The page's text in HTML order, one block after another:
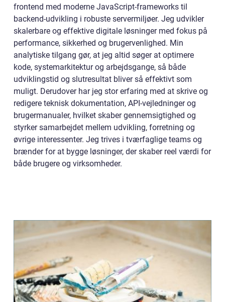
frontend med moderne JavaScript-frameworks til
backend-udvikling i robuste servermiljøer. Jeg udvikler
skalerbare og effektive digitale løsninger med fokus på
performance, sikkerhed og brugervenlighed. Min
analytiske tilgang gør, at jeg altid søger at optimere
kode, systemarkitektur og arbejdsgange, så både
udviklingstid og slutresultat bliver så effektivt som
muligt. Derudover har jeg stor erfaring med at skrive og
redigere teknisk dokumentation, API-vejledninger og
brugermanualer, hvilket skaber gennemsigtighed og
styrker samarbejdet mellem udvikling, forretning og
øvrige interessenter. Jeg trives i tværfaglige teams og
brænder for at bygge løsninger, der skaber reel værdi for
både brugere og virksomheder.